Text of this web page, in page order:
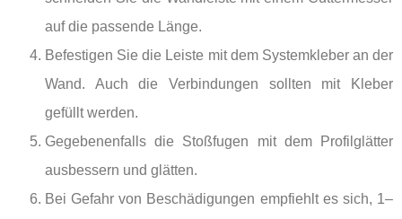
auf die passende Länge.
Befestigen Sie die Leiste mit dem Systemkleber an der
Wand. Auch die Verbindungen sollten mit Kleber
gefüllt werden.
Gegebenenfalls die Stoßfugen mit dem Profilglätter
ausbessern und glätten.
Bei Gefahr von Beschädigungen empfiehlt es sich, 1–